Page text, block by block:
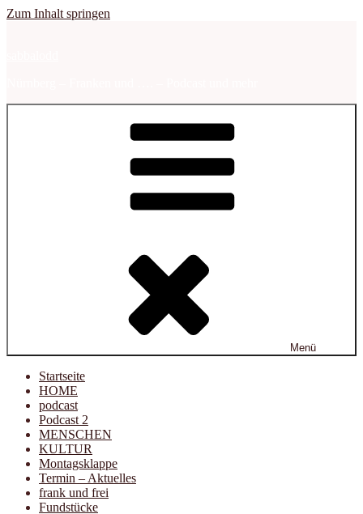
Zum Inhalt springen
Menü
Startseite
HOME
podcast
Podcast 2
MENSCHEN
KULTUR
Montagsklappe
Termin – Aktuelles
frank und frei
Fundstücke